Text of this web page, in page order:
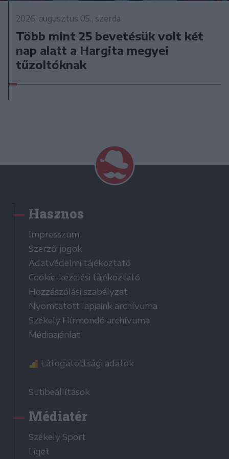
2026. augusztus 05., szerda
Több mint 25 bevetésük volt két
nap alatt a Hargita megyei
tűzoltóknak
Hasznos
Impresszum
Szerzői jogok
Adatvédelmi tájékoztató
Cookie-kezelési tájékoztató
Hozzászólási szabályzat
Nyomtatott lapjaink archívuma
Székely Hírmondó archívuma
Médiaajánlat
Látogatottsági adatok
Sütibeállítások
Médiatér
Székely Sport
Liget